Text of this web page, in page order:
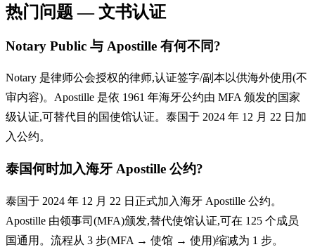
热门问题 — 文书认证
Notary Public 与 Apostille 有何不同?
Notary 是律师公会授权的律师,认证签字/副本以供海外使用(不
审内容)。Apostille 是依 1961 年海牙公约由 MFA 颁发的国家
级认证,可替代目的国使馆认证。泰国于 2024 年 12 月 22 日加
入公约。
泰国何时加入海牙 Apostille 公约?
泰国于 2024 年 12 月 22 日正式加入海牙 Apostille 公约。
Apostille 由领事司(MFA)颁发,替代使馆认证,可在 125 个成员
国通用。流程从 3 步(MFA → 使馆 → 使用)缩减为 1 步。